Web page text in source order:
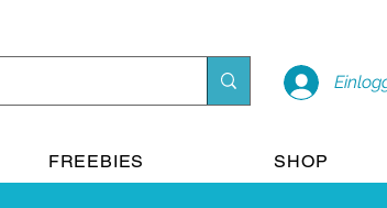
FREEBIES SHOP